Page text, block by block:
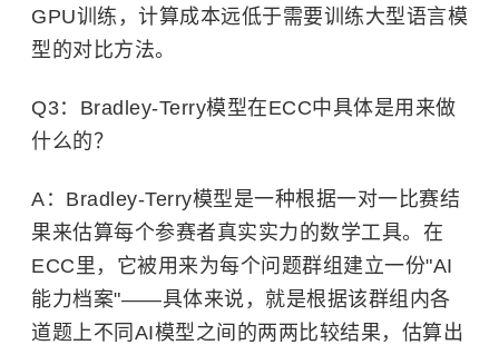
GPU训练，计算成本远低于需要训练大型语言模
型的对比方法。
Q3：Bradley-Terry模型在ECC中具体是用来做
什么的？
A：Bradley-Terry模型是一种根据一对一比赛结
果来估算每个参赛者真实实力的数学工具。在
ECC里，它被用来为每个问题群组建立一份"AI
能力档案"——具体来说，就是根据该群组内各
道题上不同AI模型之间的两两比较结果，估算出